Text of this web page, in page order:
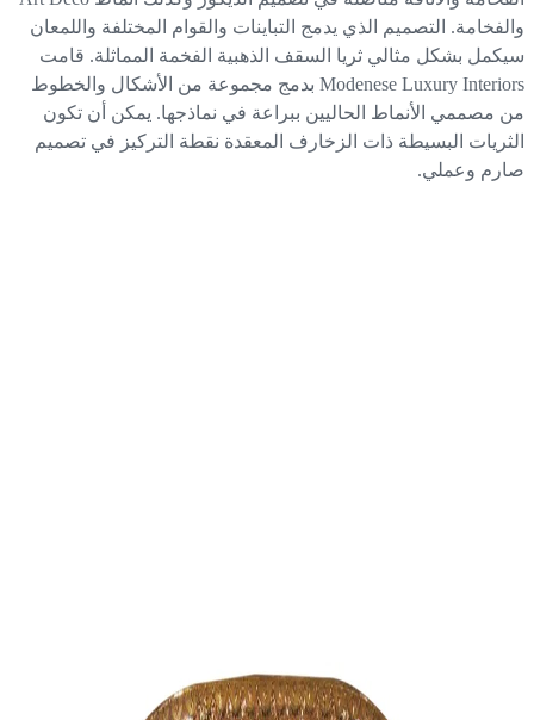
التصميم الذي يدمج التباينات والقوام المختلفة واللمعان
بشكل مثالي ثريا السقف الذهبية الفخمة المماثلة. قامت
Modenese Luxury Interiors بدمج مجموعة من الأشكال والخطوط
مصممي الأنماط الحاليين ببراعة في نماذجها. يمكن أن تكون
البسيطة ذات الزخارف المعقدة نقطة التركيز في تصميم
وعملي.